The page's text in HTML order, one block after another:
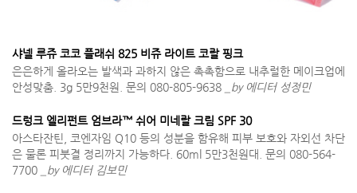
샤넬 루쥬 코코 플래쉬 825 비쥬 라이트 코랄 핑크
은은하게 올라오는 발색과 과하지 않은 촉촉함으로 내추럴한 메이크업에
안성맞춤. 3g 5만9천원. 문의 080-805-9638 _by 에디터 성정민
드렁크 엘리펀트 엄브라™ 쉬어 미네랄 크림 SPF 30
아스타잔틴, 코엔자임 Q10 등의 성분을 함유해 피부 보호와 자외선 차단
은 물론 피붓결 정리까지 가능하다. 60ml 5만3천원대. 문의 080-564-
7700
_by 에디터 김보민